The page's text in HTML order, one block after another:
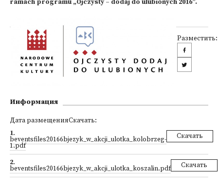
ramach programu „Ojczysty – dodaj do ulubionych 2016”.
Разместить:
Информация
Дата размещенияСкачать:
1.
beventsfiles20166bjezyk_w_akcji_ulotka_kolobrzeg-
1.pdf
Скачать
2.
beventsfiles20166bjezyk_w_akcji_ulotka_koszalin.pdf Скачать